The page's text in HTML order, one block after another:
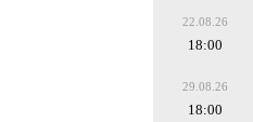
22.08.26
18:00
29.08.26
18:00